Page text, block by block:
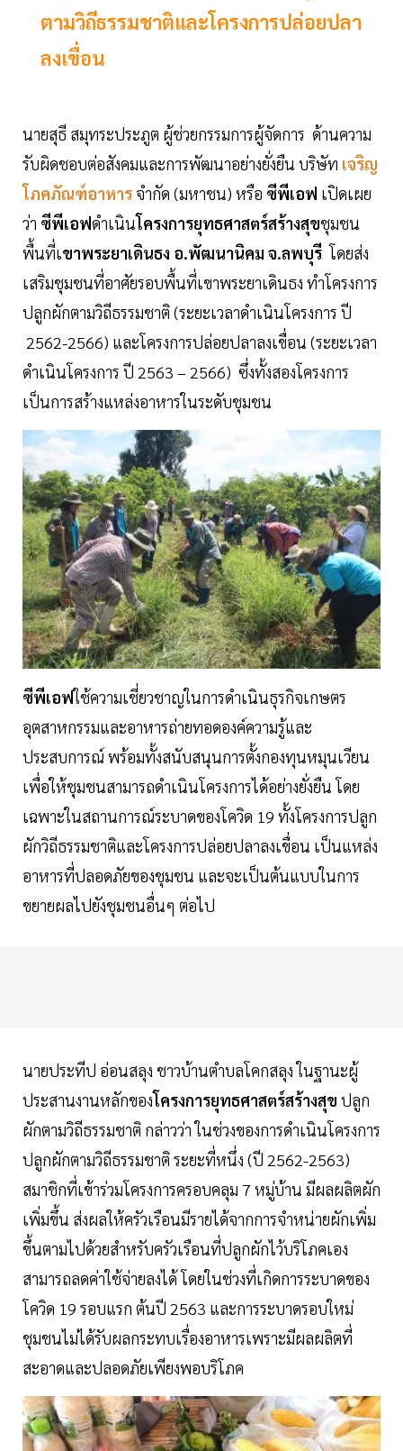
ตามวิถีธรรมชาติและโครงการปล่อยปลา
ลงเขื่อน
นายสุธี สมุทระประภูต ผู้ช่วยกรรมการผู้จัดการ ด้านความ
รับผิดชอบต่อสังคมและการพัฒนาอย่างยั่งยืน บริษัท เจริญ
โภคภัณฑ์อาหาร จำกัด (มหาชน) หรือ ซีพีเอฟ เปิดเผย
ว่า ซีพีเอฟดำเนินโครงการยุทธศาสตร์สร้างสุขชุมชน
พื้นที่เขาพระยาเดินธง อ.พัฒนานิคม จ.ลพบุรี โดยส่ง
เสริมชุมชนที่อาศัยรอบพื้นที่เขาพระยาเดินธง ทำโครงการ
ปลูกผักตามวิถีธรรมชาติ (ระยะเวลาดำเนินโครงการ ปี
2562-2566) และโครงการปล่อยปลาลงเขื่อน (ระยะเวลา
ดำเนินโครงการ ปี 2563 – 2566) ซึ่งทั้งสองโครงการ
เป็นการสร้างแหล่งอาหารในระดับชุมชน
ซีพีเอฟใช้ความเชี่ยวชาญในการดำเนินธุรกิจเกษตร
อุตสาหกรรมและอาหารถ่ายทอดองค์ความรู้และ
ประสบการณ์ พร้อมทั้งสนับสนุนการตั้งกองทุนหมุนเวียน
เพื่อให้ชุมชนสามารถดำเนินโครงการได้อย่างยั่งยืน โดย
เฉพาะในสถานการณ์ระบาดของโควิด 19 ทั้งโครงการปลูก
ผักวิถีธรรมชาติและโครงการปล่อยปลาลงเขื่อน เป็นแหล่ง
อาหารที่ปลอดภัยของชุมชน และจะเป็นต้นแบบในการ
ขยายผลไปยังชุมชนอื่นๆ ต่อไป
นายประทีป อ่อนสลุง ชาวบ้านตำบลโคกสลุง ในฐานะผู้
ประสานงานหลักของโครงการยุทธศาสตร์สร้างสุข ปลูก
ผักตามวิถีธรรมชาติ กล่าวว่า ในช่วงของการดำเนินโครงการ
ปลูกผักตามวิถีธรรมชาติ ระยะที่หนึ่ง (ปี 2562-2563)
สมาชิกที่เข้าร่วมโครงการครอบคลุม 7 หมู่บ้าน มีผลผลิตผัก
เพิ่มขึ้น ส่งผลให้ครัวเรือนมีรายได้จากการจำหน่ายผักเพิ่ม
ขึ้นตามไปด้วยสำหรับครัวเรือนที่ปลูกผักไว้บริโภคเอง
สามารถลดค่าใช้จ่ายลงได้ โดยในช่วงที่เกิดการระบาดของ
โควิด 19 รอบแรก ต้นปี 2563 และการระบาดรอบใหม่
ชุมชนไม่ได้รับผลกระทบเรื่องอาหารเพราะมีผลผลิตที่
สะอาดและปลอดภัยเพียงพอบริโภค